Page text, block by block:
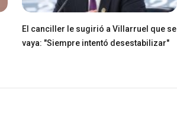
El canciller le sugirió a Villarruel que se
vaya: "Siempre intentó desestabilizar"